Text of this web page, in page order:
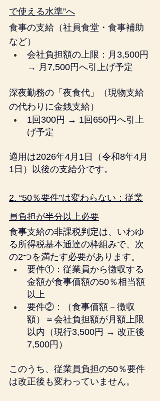
で使える水準”へ
食事の支給（社員食堂・食事補助
など）
会社負担額の上限：月3,500円
→ 月7,500円へ引上げ予定
深夜勤務の「夜食代」（現物支給
の代わりに金銭支給）
1回300円 → 1回650円へ引上
げ予定
適用は2026年4月1日（令和8年4月
1日）以後の支給分です。
2. “50％要件”は変わらない：従業
員負担が半分以上必要
食事支給の非課税判定は、いわゆ
る所得税基本通達の枠組みで、次
の2つを満たす必要があります。
要件①：従業員から徴収する
金額が食事価額の50％相当額
以上
要件②：（食事価額－徴収
額）＝会社負担額が月額上限
以内（現行3,500円 → 改正後
7,500円）
このうち、従業員負担の50％要件
は改正後も変わっていません。